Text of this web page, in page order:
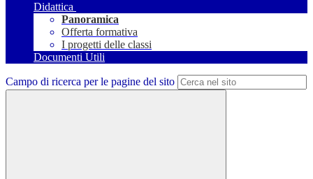
Didattica
Panoramica
Offerta formativa
I progetti delle classi
Documenti Utili
Campo di ricerca per le pagine del sito